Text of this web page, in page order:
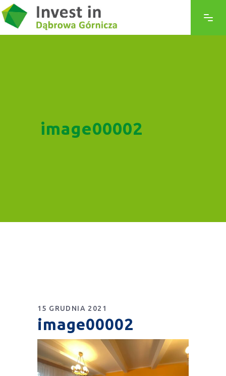
image00002
15 GRUDNIA 2021
image00002